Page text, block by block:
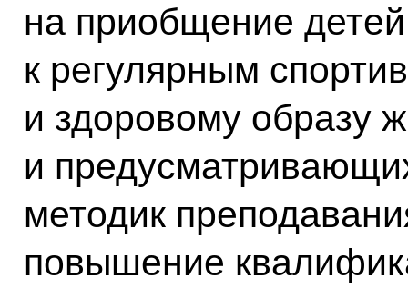
на приобщение
к регулярным
и здоровому образу
и
методик
повышение